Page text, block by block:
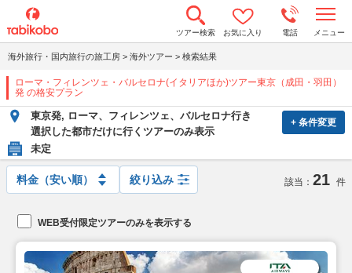
ツアー検索 お気に入り 電話 メニュー
o
e
a
v
i
i
海外旅行・国内旅行の旅工房 > 海外ツアー > 検索結果
ローマ・フィレンツェ・バルセロナ(イタリアほか)ツアー東京（成田・羽田）
発 の格安プラン
+ 条件変更
東京発, ローマ、フィレンツェ、バルセロナ行き
選択した都市だけに行くツアーのみ表示
未定
絞り込み 該当： 21 件
WEB受付限定ツアーのみを表示する